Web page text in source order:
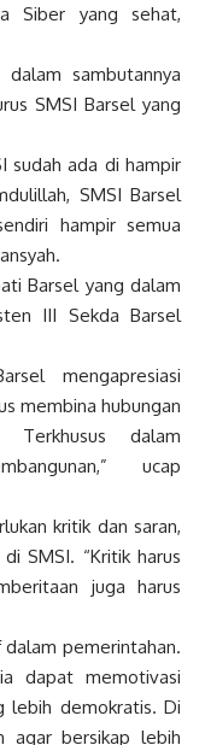
Siber yang sehat,
sambutannya
SMSI Barsel yang
sudah ada di hampir
SMSI Barsel
hampir semua
Barsel yang dalam
III Sekda Barsel
mengapresiasi
membina hubungan
dalam
ucap
kritik dan saran,
SMSI. “Kritik harus
juga harus
dalam pemerintahan.
dapat memotivasi
lebih demokratis. Di
agar bersikap lebih